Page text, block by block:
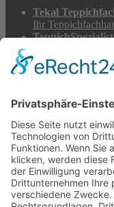
Tekal
Ihr
Stadtmühle
Mühlenprodukte,
Pyrotechnik online
© 2017-2026 ·Tekal –
Charakter – Exklusive
Orientteppiche
Alle Preise inkl. der
entsprechen, sofern nicht
unserem Shop.